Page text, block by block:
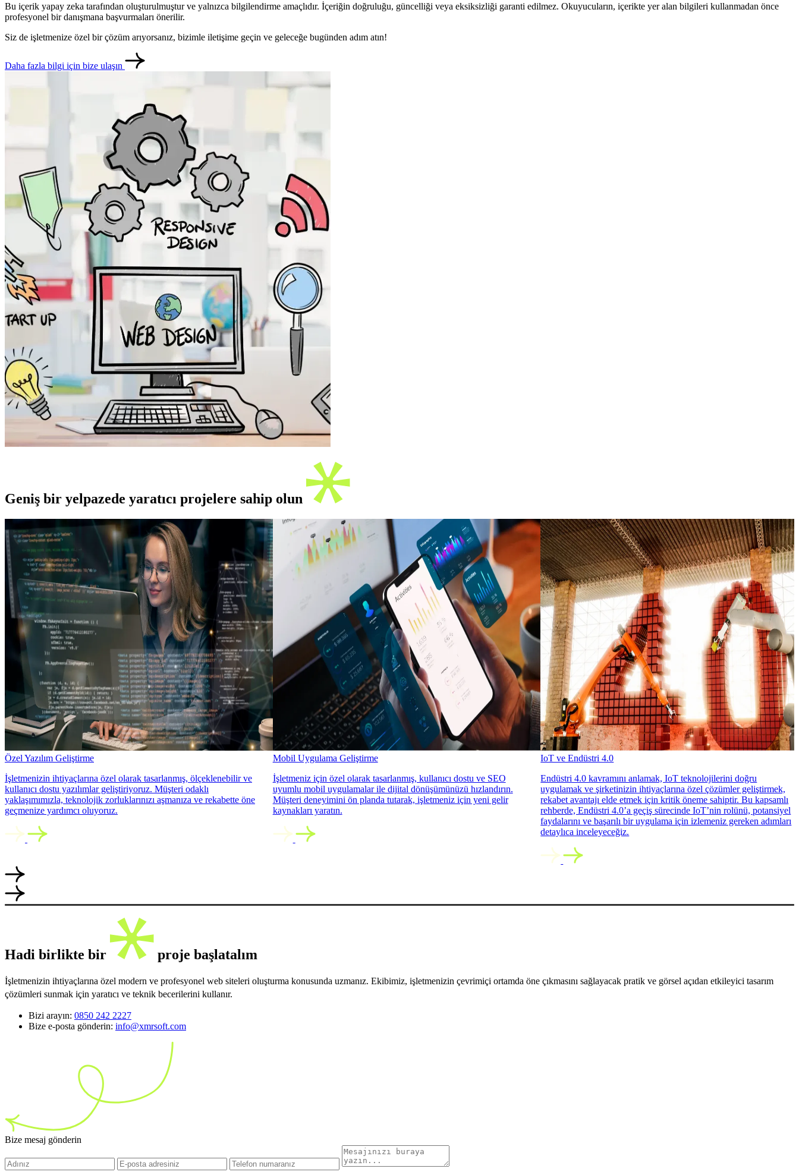
Bu içerik yapay zeka tarafından oluşturulmuştur ve yalnızca bilgilendirme amaçlıdır. İçeriğin doğruluğu, güncelliği veya eksiksizliği garanti edilmez. Okuyucuların, içerikte yer alan bilgileri kullanmadan önce
profesyonel bir danışmana başvurmaları önerilir.
Siz de işletmenize özel bir çözüm arıyorsanız, bizimle iletişime geçin ve geleceğe bugünden adım atın!
Daha fazla bilgi için bize ulaşın
Geniş bir yelpazede yaratıcı projelere sahip olun
Özel Yazılım Geliştirme
İşletmenizin ihtiyaçlarına özel olarak tasarlanmış, ölçeklenebilir ve
kullanıcı dostu yazılımlar geliştiriyoruz. Müşteri odaklı
yaklaşımımızla, teknolojik zorluklarınızı aşmanıza ve rekabette öne
geçmenize yardımcı oluyoruz.
Mobil Uygulama Geliştirme
İşletmeniz için özel olarak tasarlanmış, kullanıcı dostu ve SEO
uyumlu mobil uygulamalar ile dijital dönüşümünüzü hızlandırın.
Müşteri deneyimini ön planda tutarak, işletmeniz için yeni gelir
kaynakları yaratın.
IoT ve Endüstri 4.0
Endüstri 4.0 kavramını anlamak, IoT teknolojilerini doğru
uygulamak ve şirketinizin ihtiyaçlarına özel çözümler geliştirmek,
rekabet avantajı elde etmek için kritik öneme sahiptir. Bu kapsamlı
rehberde, Endüstri 4.0’a geçiş sürecinde IoT’nin rolünü, potansiyel
faydalarını ve başarılı bir uygulama için izlemeniz gereken adımları
detaylıca inceleyeceğiz.
Hadi birlikte bir proje başlatalım
İşletmenizin ihtiyaçlarına özel modern ve profesyonel web siteleri oluşturma konusunda uzmanız. Ekibimiz, işletmenizin çevrimiçi ortamda öne çıkmasını sağlayacak pratik ve görsel açıdan etkileyici tasarım
çözümleri sunmak için yaratıcı ve teknik becerilerini kullanır.
Bizi arayın: 0850 242 2227
Bize e-posta gönderin: info@xmrsoft.com
Bize mesaj gönderin